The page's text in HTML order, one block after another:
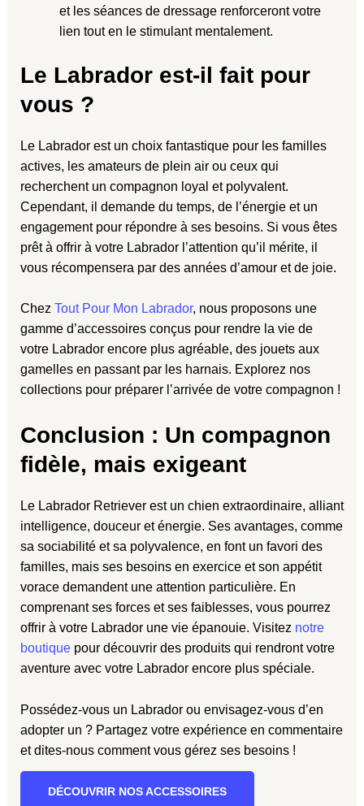
et les séances de dressage renforceront votre
lien tout en le stimulant mentalement.
Le Labrador est-il fait pour
vous ?
Le Labrador est un choix fantastique pour les familles
actives, les amateurs de plein air ou ceux qui
recherchent un compagnon loyal et polyvalent.
Cependant, il demande du temps, de l’énergie et un
engagement pour répondre à ses besoins. Si vous êtes
prêt à offrir à votre Labrador l’attention qu’il mérite, il
vous récompensera par des années d’amour et de joie.
Chez Tout Pour Mon Labrador, nous proposons une
gamme d’accessoires conçus pour rendre la vie de
votre Labrador encore plus agréable, des jouets aux
gamelles en passant par les harnais. Explorez nos
collections pour préparer l’arrivée de votre compagnon !
Conclusion : Un compagnon
fidèle, mais exigeant
Le Labrador Retriever est un chien extraordinaire, alliant
intelligence, douceur et énergie. Ses avantages, comme
sa sociabilité et sa polyvalence, en font un favori des
familles, mais ses besoins en exercice et son appétit
vorace demandent une attention particulière. En
comprenant ses forces et ses faiblesses, vous pourrez
offrir à votre Labrador une vie épanouie. Visitez notre
boutiquepour découvrir des produits qui rendront votre
aventure avec votre Labrador encore plus spéciale.
Possédez-vous un Labrador ou envisagez-vous d’en
adopter un ? Partagez votre expérience en commentaire
et dites-nous comment vous gérez ses besoins !
DÉCOUVRIR NOS ACCESSOIRES